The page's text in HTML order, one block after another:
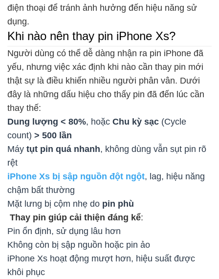
điện thoại để tránh ảnh hưởng đến hiệu năng sử
dụng.
Khi nào nên thay pin iPhone Xs?
Người dùng có thể dễ dàng nhận ra pin iPhone đã
yếu, nhưng việc xác định khi nào cần thay pin mới
thật sự là điều khiến nhiều người phân vân. Dưới
đây là những dấu hiệu cho thấy pin đã đến lúc cần
thay thế:
Dung lượng < 80%, hoặc Chu kỳ sạc (Cycle
count) > 500 lần
Máy tụt pin quá nhanh, không dùng vẫn sụt pin rõ
rệt
iPhone Xs bị sập nguồn đột ngột, lag, hiệu năng
chậm bất thường
Mặt lưng bị cộm nhẹ do pin phù
Thay pin giúp cải thiện đáng kể:
Pin ổn định, sử dụng lâu hơn
Không còn bị sập nguồn hoặc pin ảo
iPhone Xs hoạt động mượt hơn, hiệu suất được
khôi phục